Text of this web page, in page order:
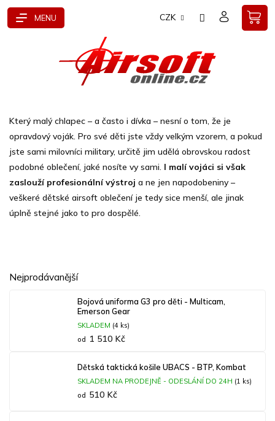
Přejít
CZK
Který malý chlapec – a často i dívka – nesní o tom, že je
opravdový voják. Pro své děti jste vždy velkým vzorem, a pokud
jste sami milovníci military, určitě jim udělá obrovskou radost
podobné oblečení, jaké nosíte vy sami. I malí vojáci si však
zaslouží profesionální výstroj a ne jen napodobeniny –
veškeré dětské airsoft oblečení je tedy sice menší, ale jinak
úplně stejné jako to pro dospělé.
Nejprodávanější
Bojová uniforma G3 pro děti - Multicam,
Emerson Gear
SKLADEM (4 ks)
od
1 510 Kč
Dětská taktická košile UBACS - BTP, Kombat
SKLADEM NA PRODEJNĚ - ODESLÁNÍ DO 24H (1 ks)
od 510 Kč